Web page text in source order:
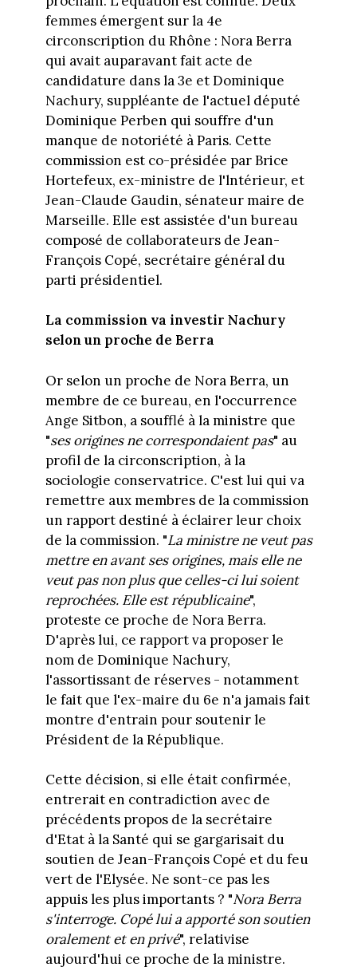
femmes émergent sur la 4e
circonscription du Rhône : Nora Berra
qui avait auparavant fait acte de
candidature dans la 3e et Dominique
Nachury, suppléante de l'actuel député
Dominique Perben qui souffre d'un
manque de notoriété à Paris. Cette
commission est co-présidée par Brice
Hortefeux, ex-ministre de l'lntérieur, et
Jean-Claude Gaudin, sénateur maire de
Marseille. Elle est assistée d'un bureau
composé de collaborateurs de Jean-
François Copé, secrétaire général du
parti présidentiel.
La commission va investir Nachury
selon un proche de Berra
Or selon un proche de Nora Berra, un
membre de ce bureau, en l'occurrence
Ange Sitbon, a soufflé à la ministre que
"ses origines ne correspondaient pas" au
profil de la circonscription, à la
sociologie conservatrice. C'est lui qui va
remettre aux membres de la commission
un rapport destiné à éclairer leur choix
de la commission. "La ministre ne veut pas
mettre en avant ses origines, mais elle ne
veut pas non plus que celles-ci lui soient
reprochées. Elle est républicaine",
proteste ce proche de Nora Berra.
D'après lui, ce rapport va proposer le
nom de Dominique Nachury,
l'assortissant de réserves - notamment
le fait que l'ex-maire du 6e n'a jamais fait
montre d'entrain pour soutenir le
Président de la République.
Cette décision, si elle était confirmée,
entrerait en contradiction avec de
précédents propos de la secrétaire
d'Etat à la Santé qui se gargarisait du
soutien de Jean-François Copé et du feu
vert de l'Elysée. Ne sont-ce pas les
appuis les plus importants ? "Nora Berra
s'interroge. Copé lui a apporté son soutien
oralement et en privé", relativise
aujourd'hui ce proche de la ministre.